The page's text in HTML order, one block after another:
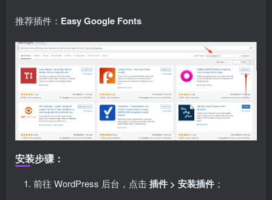
推荐插件： Easy Google Fonts
安装步骤：
前往 WordPress 后台，点击插件 > 安装插件 ；